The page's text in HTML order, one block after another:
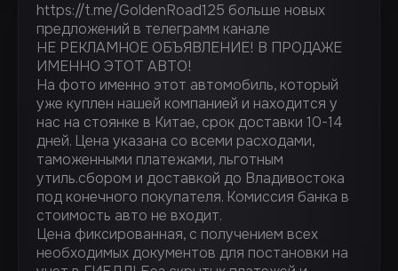
https://t.me/GoldenRoad125 больше новых
предложений в телеграмм канале
НЕ РЕКЛАМНОЕ ОБЪЯВЛЕНИЕ! В ПРОДАЖЕ
ИМЕННО ЭТОТ АВТО!
На фото именно этот автомобиль, который
уже куплен нашей компанией и находится у
нас на стоянке в Китае, срок доставки 10-14
дней. Цена указана со всеми расходами,
таможенными платежами, льготным
утиль.сбором и доставкой до Владивостока
под конечного покупателя. Комиссия банка в
стоимость авто не входит.
Цена фиксированная, с получением всех
необходимых документов для постановки на